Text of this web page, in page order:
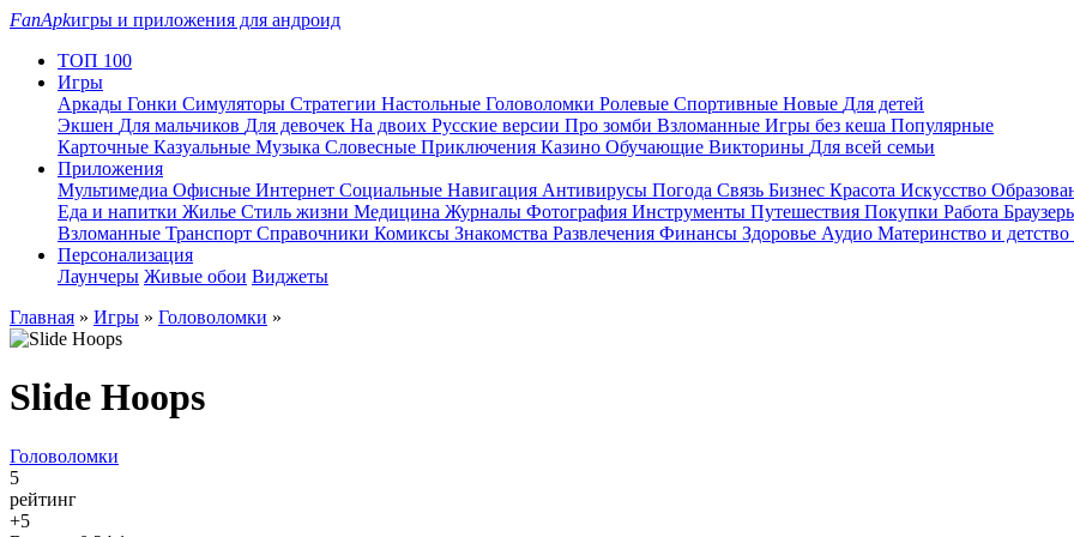
FanApkигры и приложения для андроид
ТОП 100
Игры
Аркады Гонки Симуляторы Стратегии Настольные Головоломки Ролевые Спортивные Новые Для детей
Экшен Для мальчиков Для девочек На двоих Русские версии Про зомби Взломанные Игры без кеша Популярные
Карточные Казуальные Музыка Словесные Приключения Казино Обучающие Викторины Для всей семьи
Приложения
Мультимедиа Офисные Интернет Социальные Навигация Антивирусы Погода Связь Бизнес Красота Искусство
Еда и напитки Жилье Стиль жизни Медицина Журналы Фотография Инструменты Путешествия Покупки Работа
Взломанные Транспорт Справочники Комиксы Знакомства Развлечения Финансы Здоровье Аудио Материнство и детство
Персонализация
Лаунчеры Живые обои Виджеты
Главная » Игры » Головоломки »
Slide Hoops
Головоломки
5
рейтинг
+5